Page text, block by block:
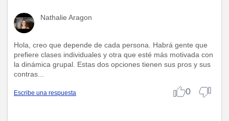
Nathalie Aragon
Hola, creo que depende de cada persona. Habrá gente que
prefiere clases individuales y otra que esté más motivada con
la dinámica grupal. Estas dos opciones tienen sus pros y sus
contras...
Escribe una respuesta 0